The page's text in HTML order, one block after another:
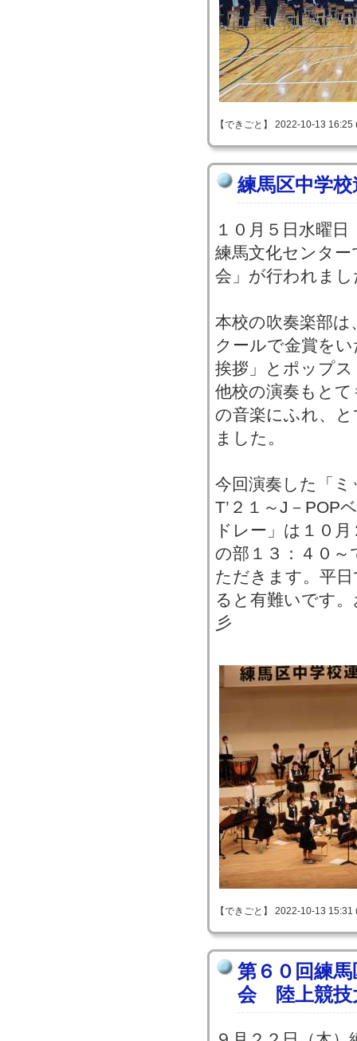
【できごと】 2022-10-13
練馬区中学
１０月５日水曜日
練馬文化センター
会」が行われまし
本校の吹奏楽部は
クールで金賞を
挨拶」とポップ
他校の演奏もと
の音楽にふれ、
ました。
今回演奏した「
T’２１～J－POP
ドレー」は１０
の部１３：４０
ただきます。平
ると有難いです
彡
【できごと】 2022-10-13
第６０回練
会 陸上競技